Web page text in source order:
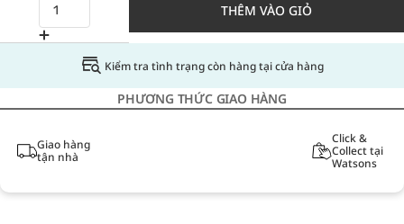
THÊM VÀO GIỎ
Kiểm tra tình trạng còn hàng tại cửa hàng
PHƯƠNG THỨC GIAO HÀNG
Giao hàng
tận nhà
Click &
Collect tại
Watsons